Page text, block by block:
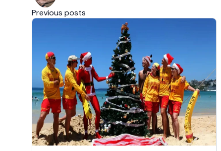
Previous posts